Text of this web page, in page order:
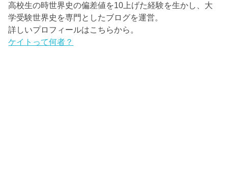
高校生の時世界史の偏差値を10上げた経験を生かし、大
学受験世界史を専門としたブログを運営。
詳しいプロフィールはこちらから。
ケイトって何者？